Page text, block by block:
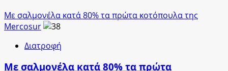
Με σαλμονέλα κατά 80% τα πρώτα κοτόπουλα της
Mercosur
Διατροφή
Με σαλμονέλα κατά 80% τα πρώτα